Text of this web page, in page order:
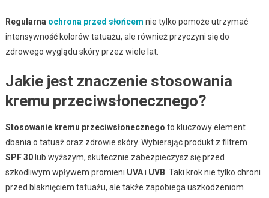
Regularna ochrona przed słońcem nie tylko pomoże utrzymać
intensywność kolorów tatuażu, ale również przyczyni się do
zdrowego wyglądu skóry przez wiele lat.
Jakie jest znaczenie stosowania
kremu przeciwsłonecznego?
Stosowanie kremu przeciwsłonecznego to kluczowy element
dbania o tatuaż oraz zdrowie skóry. Wybierając produkt z filtrem
SPF 30lub wyższym, skutecznie zabezpieczysz się przed
szkodliwym wpływem promieni UVAi UVB . Taki krok nie tylko chroni
przed blaknięciem tatuażu, ale także zapobiega uszkodzeniom